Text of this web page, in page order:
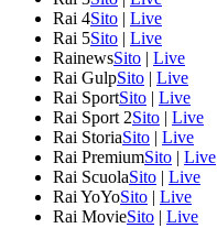
Rai 4Sito | Live
Rai 5Sito | Live
RainewsSito | Live
Rai GulpSito | Live
Rai SportSito | Live
Rai Sport 2Sito | Live
Rai StoriaSito | Live
Rai PremiumSito | Live
Rai ScuolaSito | Live
Rai YoYoSito | Live
Rai MovieSito | Live